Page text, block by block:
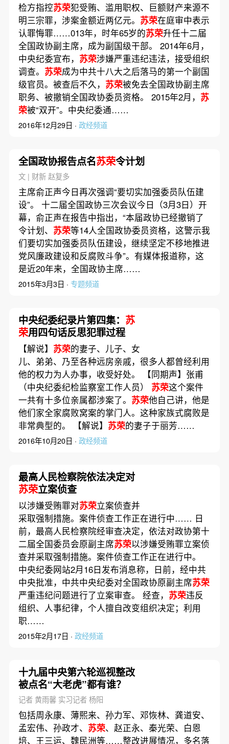
检方指控苏荣犯受贿、滥用职权、巨额财产来源不
明三宗罪，涉案金额近两亿元。 苏荣在庭审中表示
认罪悔罪……013年，时年65岁的苏荣升任十二届
全国政协副主席，成为副国级干部。 2014年6月，
中央纪委宣布， 苏荣涉嫌严重违纪违法，接受组织
调查。 苏荣成为中共十八大之后落马的第一个副国
级官员。被查后不久， 苏荣被免去全国政协副主席
职务、被撤销全国政协委员资格。 2015年2月， 苏
荣被“双开”。中央纪委通……
2016年12月29日 · 政经频道
全国政协报告点名苏荣令计划
文 | 财新 赵复多
主席俞正声今日再次强调“要切实加强委员队伍建
设”。 十二届全国政协三次会议今日（3月3日）开
幕，俞正声在报告中指出，“本届政协已经撤销了
令计划、 苏荣等14人全国政协委员资格，这警示我
们要切实加强委员队伍建设，继续坚定不移地推进
党风廉政建设和反腐败斗争”。有媒体报道称，这
是近20年来，全国政协主席……
2015年3月3日 · 专题频道
中央纪委纪录片第四集： 苏
荣用四句话反思犯罪过程
【解说】 苏荣的妻子、儿子、女
儿、弟弟、乃至各种远房亲戚，很多人都曾经利用
他的权力为人办事，收受好处。 【同期声】张甫
（中央纪委纪检监察室工作人员） 苏荣这个案件
一共有十多位亲属都涉案了。 苏荣他自己讲，他是
他们家全家腐败窝案的掌门人。这种家族式腐败是
非常典型的。 【解说】 苏荣的妻子于丽芳……
2016年10月20日 · 政经频道
最高人民检察院依法决定对
苏荣立案侦查
以涉嫌受贿罪对苏荣立案侦查并
采取强制措施。案件侦查工作正在进行中…… 日
前，最高人民检察院经审查决定，依法对政协第十
二届全国委员会原副主席苏荣以涉嫌受贿罪立案侦
查并采取强制措施。案件侦查工作正在进行中。
中央纪委网站2月16日发布消息称，日前，经中共
中央批准，中共中央纪委对全国政协原副主席苏荣
严重违纪问题进行了立案审查。 经查， 苏荣违反
组织、人事纪律，个人擅自改变组织决定；利用
职……
2015年2月17日 · 政经频道
十九届中央第六轮巡视整改
被点名“大老虎”都有谁？
记者 黄雨馨 实习记者 杨阳
包括周永康、薄熙来、孙力军、邓恢林、龚道安、
孟宏伟、孙政才、 苏荣、赵正永、秦光荣、白恩
培、王三运、魏民洲等……整改进展情况，多名落